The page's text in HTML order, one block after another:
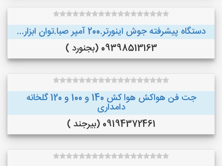
دستگاه پیشرفته جوش اینورتر.200 آمپر صبا.توان ابزار...
09398513163 (بجنورد )
جت فن هواکش هوا کش 140 و 100 و 120 گلخانه
دامداری
09194372461 (بیرجند )